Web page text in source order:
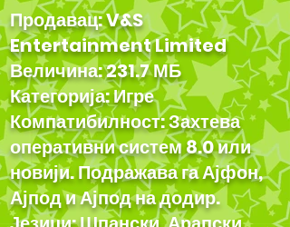
Продавац: V&S
Entertainment Limited
Величина: 231.7 МБ
Категорија: Игре
Компатибилност: Захтева
оперативни систем 8.0 или
новији. Подражава га Ајфон,
Ајпод и Ајпод на додир.